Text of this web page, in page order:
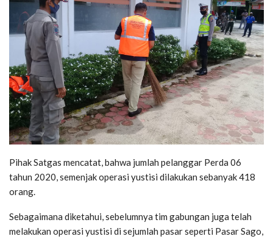
Pihak Satgas mencatat, bahwa jumlah pelanggar Perda 06
tahun 2020, semenjak operasi yustisi dilakukan sebanyak 418
orang.
Sebagaimana diketahui, sebelumnya tim gabungan juga telah
melakukan operasi yustisi di sejumlah pasar seperti Pasar Sago,